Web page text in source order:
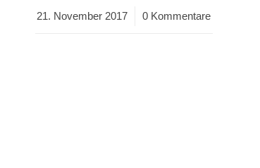
21. November 2017
/ 0 Kommentare